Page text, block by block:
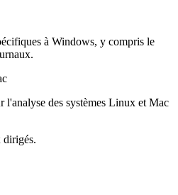
à Windows, y compris le
l'analyse des systèmes Linux et Mac
dirigés.